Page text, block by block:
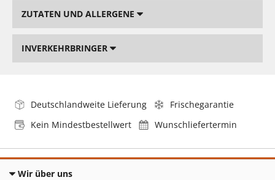
ZUTATEN UND ALLERGENE
INVERKEHRBRINGER
Deutschlandweite Lieferung
Frischegarantie
Kein Mindestbestellwert
Wunschliefertermin
Wir über uns